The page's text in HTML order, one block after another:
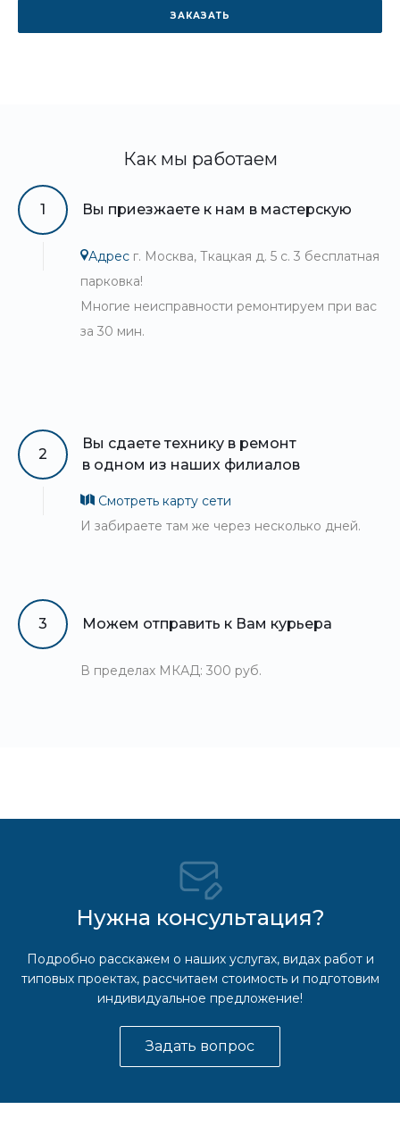
ЗАКАЗАТЬ
Как мы работаем
1 Вы приезжаете к нам в мастерскую
Адрес г. Москва, Ткацкая д. 5 с. 3 бесплатная
парковка!
Многие неисправности ремонтируем при вас
за 30 мин.
2
Вы сдаете технику в ремонт
в одном из наших филиалов
Смотреть карту сети
И забираете там же через несколько дней.
3 Можем отправить к Вам курьера
В пределах МКАД: 300 руб.
Нужна консультация?
Подробно расскажем о наших услугах, видах работ и
типовых проектах, рассчитаем стоимость и подготовим
индивидуальное предложение!
Задать вопрос